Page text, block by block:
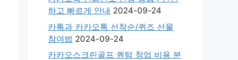
하고 빠르게 안내 2024-09-24
카톡과 카카오톡 선착순/퀴즈 선물
참여법 2024-09-24
카카오스크린골프 퀀텀 창업 비용 분